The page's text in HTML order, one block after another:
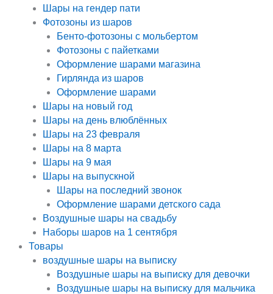
Шары на гендер пати
Фотозоны из шаров
Бенто-фотозоны с мольбертом
Фотозоны с пайетками
Оформление шарами магазина
Гирлянда из шаров
Оформление шарами
Шары на новый год
Шары на день влюблённых
Шары на 23 февраля
Шары на 8 марта
Шары на 9 мая
Шары на выпускной
Шары на последний звонок
Оформление шарами детского сада
Воздушные шары на свадьбу
Наборы шаров на 1 сентября
Товары
воздушные шары на выписку
Воздушные шары на выписку для девочки
Воздушные шары на выписку для мальчика